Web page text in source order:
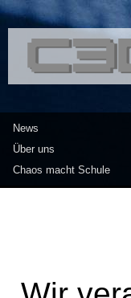
<<</>>
News
Über uns
Chaos macht Schule